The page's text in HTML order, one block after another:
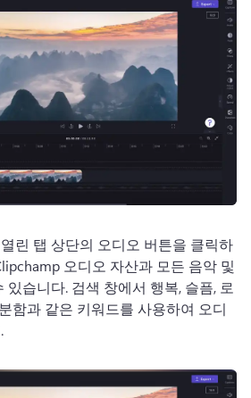
린 탭 상단의 오디오 버튼을 클릭하
있습니다. 검색 창에서 행복, 슬픔, 로
함과 같은 키워드를 사용하여 오디